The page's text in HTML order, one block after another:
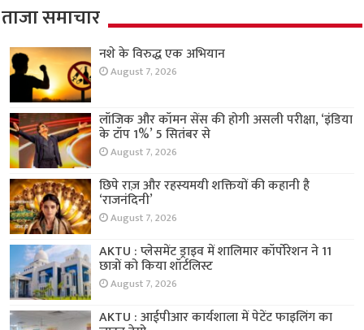
ताजा समाचार
नशे के विरुद्ध एक अभियान
August 7, 2026
लॉजिक और कॉमन सेंस की होगी असली परीक्षा, ‘इंडिया
के टॉप 1%’ 5 सितंबर से
August 7, 2026
छिपे राज़ और रहस्यमयी शक्तियों की कहानी है
‘राजनंदिनी’
August 7, 2026
AKTU : प्लेसमेंट ड्राइव में शालिमार कॉर्पोरेशन ने 11
छात्रों को किया शॉर्टलिस्ट
August 7, 2026
AKTU : आईपीआर कार्यशाला में पेटेंट फाइलिंग का